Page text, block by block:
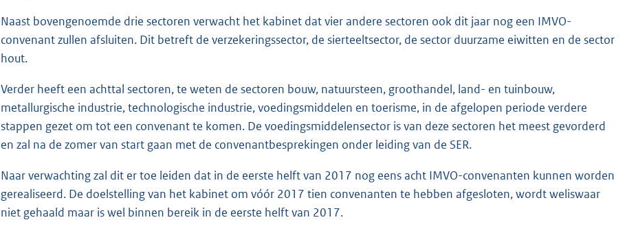
Naast bovengenoemde drie sectoren verwacht het kabinet dat vier andere sectoren ook dit jaar nog een IMVO-
convenant zullen afsluiten. Dit betreft de verzekeringssector, de sierteeltsector, de sector duurzame eiwitten en de sector
hout.
Verder heeft een achttal sectoren, te weten de sectoren bouw, natuursteen, groothandel, land- en tuinbouw,
metallurgische industrie, technologische industrie, voedingsmiddelen en toerisme, in de afgelopen periode verdere
stappen gezet om tot een convenant te komen. De voedingsmiddelensector is van deze sectoren het meest gevorderd
en zal na de zomer van start gaan met de convenantbesprekingen onder leiding van de SER.
Naar verwachting zal dit er toe leiden dat in de eerste helft van 2017 nog eens acht IMVO-convenanten kunnen worden
gerealiseerd. De doelstelling van het kabinet om vóór 2017 tien convenanten te hebben afgesloten, wordt weliswaar
niet gehaald maar is wel binnen bereik in de eerste helft van 2017.